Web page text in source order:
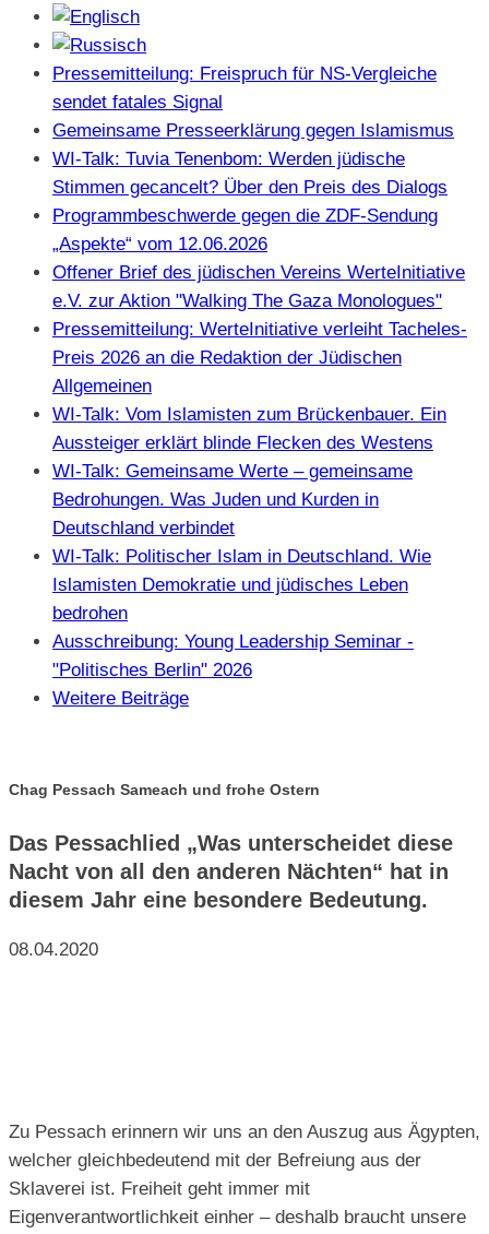
Pressemitteilung: Freispruch für NS-Vergleiche
sendet fatales Signal
Gemeinsame Presseerklärung gegen Islamismus
WI-Talk: Tuvia Tenenbom: Werden jüdische
Stimmen gecancelt? Über den Preis des Dialogs
Programmbeschwerde gegen die ZDF-Sendung
„Aspekte“ vom 12.06.2026
Offener Brief des jüdischen Vereins WerteInitiative
e.V. zur Aktion "Walking The Gaza Monologues"
Pressemitteilung: WerteInitiative verleiht Tacheles-
Preis 2026 an die Redaktion der Jüdischen
Allgemeinen
WI-Talk: Vom Islamisten zum Brückenbauer. Ein
Aussteiger erklärt blinde Flecken des Westens
WI-Talk: Gemeinsame Werte – gemeinsame
Bedrohungen. Was Juden und Kurden in
Deutschland verbindet
WI-Talk: Politischer Islam in Deutschland. Wie
Islamisten Demokratie und jüdisches Leben
bedrohen
Ausschreibung: Young Leadership Seminar -
"Politisches Berlin" 2026
Weitere Beiträge
Chag Pessach Sameach und frohe Ostern
Das Pessachlied „Was unterscheidet diese
Nacht von all den anderen Nächten“ hat in
diesem Jahr eine besondere Bedeutung.
08.04.2020
Zu Pessach erinnern wir uns an den Auszug aus Ägypten,
welcher gleichbedeutend mit der Befreiung aus der
Sklaverei ist. Freiheit geht immer mit
Eigenverantwortlichkeit einher – deshalb braucht unsere